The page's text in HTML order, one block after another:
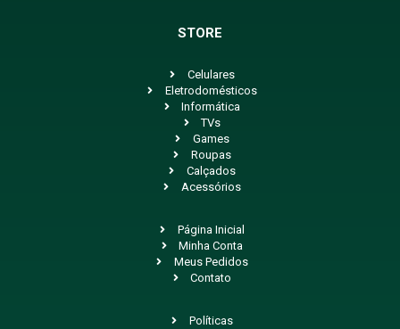
STORE
Celulares
Eletrodomésticos
Informática
TVs
Games
Roupas
Calçados
Acessórios
Página Inicial
Minha Conta
Meus Pedidos
Contato
Políticas